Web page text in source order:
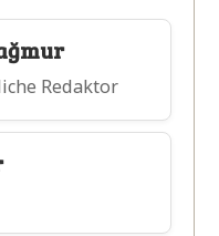
Redaktor